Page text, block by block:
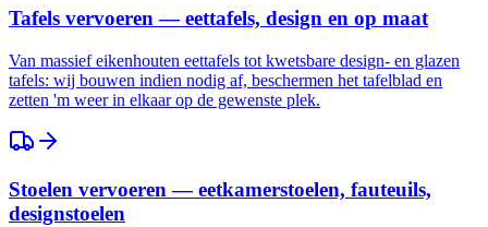
Tafels vervoeren — eettafels, design en op maat
Van massief eikenhouten eettafels tot kwetsbare design- en glazen
tafels: wij bouwen indien nodig af, beschermen het tafelblad en
zetten 'm weer in elkaar op de gewenste plek.
Stoelen vervoeren — eetkamerstoelen, fauteuils,
designstoelen